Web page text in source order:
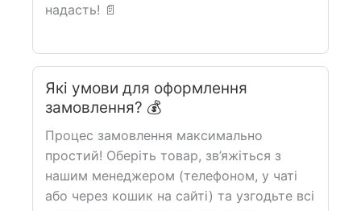
надасть! 📄
Які умови для оформлення
замовлення? 💰
Процес замовлення максимально
простий! Оберіть товар, зв’яжіться з
нашим менеджером (телефоном, у чаті
або через кошик на сайті) та узгодьте всі